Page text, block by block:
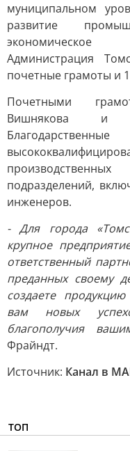
муниципальном
развитие
экономическое
Администрация
почетные грамоты и
Почетными
Вишнякова и
подразделений,
инженеров.
- Для города
крупное
ответственный
преданных своему
создаете
вам новых
благополучия
Фрайндт.
Источник: Канал в
ТОП